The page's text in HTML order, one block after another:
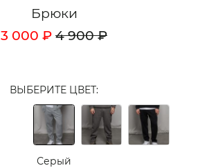
Брюки
3 000 ₽ 4 900 ₽
ВЫБЕРИТЕ ЦВЕТ:
Серый